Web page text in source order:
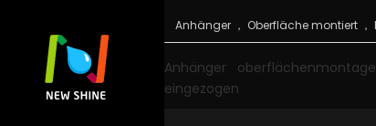
Anhänger
oberflächenmontage
eingezogen